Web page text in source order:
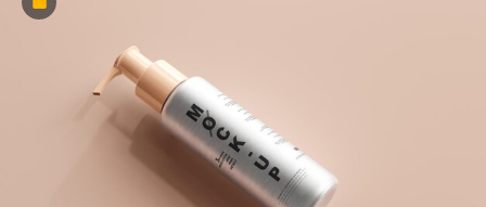
Premium